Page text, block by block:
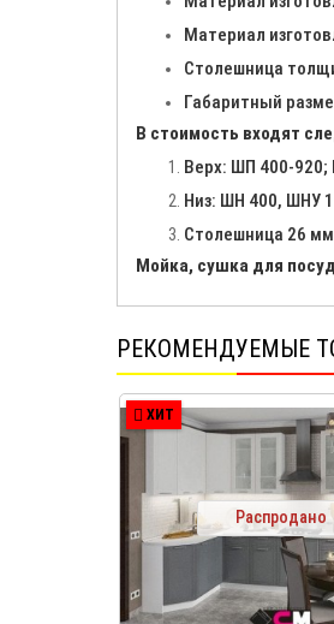
Материал
Столешница
Габаритный
В стоимость входят
Верх: ШП 400-
Низ: ШН 400, ШНУ
Столешница 26
Мойка, сушка для
РЕКОМЕНДУЕМЫЕ
ХИТ
Распродано